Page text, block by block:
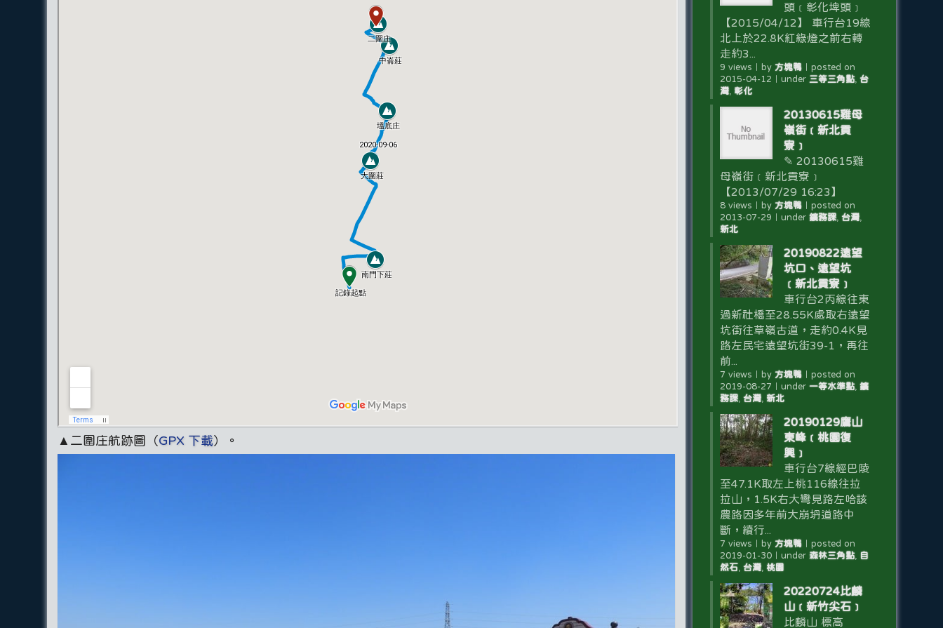
▲二圍庄航跡圖（GPX 下載）。
頭﹝彰化埤頭﹞
【2015/04/12】 車行台19線
北上於22.8K紅綠燈之前右轉
走約3...
9 views by 方塊鴨｜ posted on
2015-04-12
under 三等三角點, 台
灣, 彰化
20130615雞母
嶺街﹝新北貢
寮﹞
✎ 20130615雞
母嶺街﹝新北貢寮﹞
【2013/07/29 16:23】
8 views by 方塊鴨｜ posted on
2013-07-29
under 鑛務課, 台灣,
新北
20190822遠望
坑口、遠望坑
﹝新北貢寮﹞
車行台2丙線往東
過新社橋至28.55K處取右遠望
坑街往草嶺古道，走約0.4K見
路左民宅遠望坑街39-1，再往
前...
7 views by 方塊鴨｜ posted on
2019-08-27
under 一等水準點, 鑛
務課, 台灣, 新北
20190129鷹山
東峰﹝桃園復
興﹞
車行台7線經巴陵
至47.1K取左上桃116線往拉
拉山，1.5K右大彎見路左哈該
農路因多年前大崩坍道路中
斷，續行...
7 views by 方塊鴨｜ posted on
2019-01-30｜ under 森林三角點, 自
然石, 台灣, 桃園
20220724比麟
山﹝新竹尖石﹞
比麟山 標高